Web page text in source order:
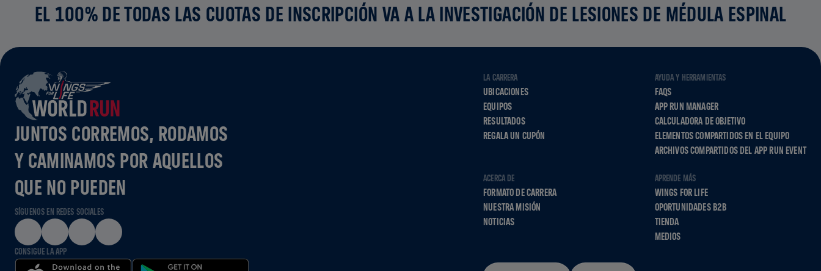
EL 100% DE TODAS LAS CUOTAS DE INSCRIPCIÓN VA A LA INVESTIGACIÓN DE LESIONES DE MÉDULA ESPINAL
JUNTOS CORREMOS, RODAMOS
Y CAMINAMOS POR AQUELLOS
QUE NO PUEDEN
SÍGUENOS EN REDES SOCIALES
CONSIGUE LA APP
LA CARRERA
UBICACIONES
EQUIPOS
RESULTADOS
REGALA UN CUPÓN
AYUDA Y HERRAMIENTAS
FAQS
APP RUN MANAGER
CALCULADORA DE OBJETIVO
ELEMENTOS COMPARTIDOS EN EL EQUIPO
ARCHIVOS COMPARTIDOS DEL APP RUN EVENT
ACERCA DE
FORMATO DE CARRERA
NUESTRA MISIÓN
NOTICIAS
APRENDE MÁS
WINGS FOR LIFE
OPORTUNIDADES B2B
TIENDA
MEDIOS